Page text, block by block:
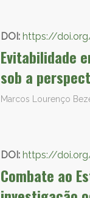
DOI: https://
Evitabilidade
sob a
Marcos Lourenço
DOI: https://
Combate ao